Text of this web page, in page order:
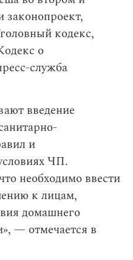
законопроект,
кодекс,
о
служба
введение
и
ЧП.
необходимо ввести
к лицам,
домашнего
— отмечается в